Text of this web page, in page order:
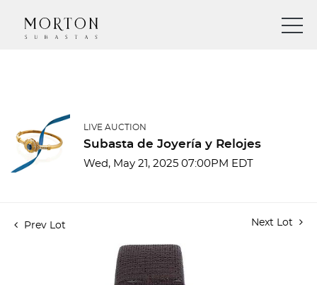
LIVE AUCTION
Subasta de Joyería y Relojes
Wed, May 21, 2025 07:00PM EDT
Prev Lot Next Lot